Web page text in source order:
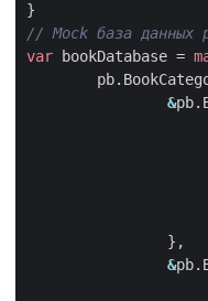
}
var
bookDatabase =
pb.
&pb.
},
&pb.